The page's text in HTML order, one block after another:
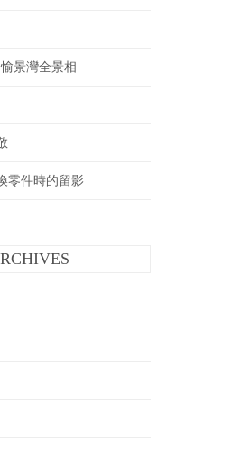
景灣全景相
零件時的留影